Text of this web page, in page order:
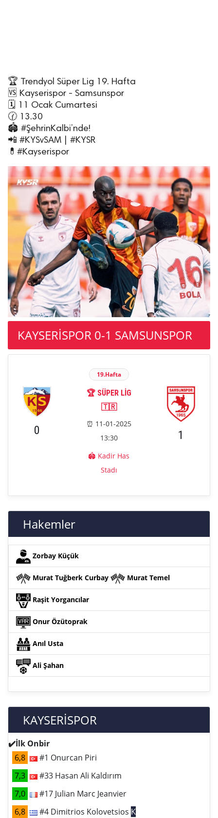
🏆 Trendyol Süper Lig 19. Hafta
🆚 Kayserispor - Samsunspor
🗓 11 Ocak Cumartesi
🕜 13.30
🏟 #ŞehrinKalbi’nde!
📲 #KYSvSAM | #KYSR
💊#Kayserispor
KAYSERİSPOR 0-1 SAMSUNSPOR
0
19.Hafta
🏆 SÜPER LIG
🇹🇷
⏰ 11-01-2025
13:30
🏟️ Kadir Has
Stadı
1
Hakemler
Zorbay Küçük
Murat Tuğberk Curbay Murat Temel
Raşit Yorgancılar
Onur Özütoprak
Anıl Usta
Ali Şahan
KAYSERİSPOR
✔️İlk Onbir
6,8
#1 Onurcan Piri
7,3
#33 Hasan Ali Kaldırım
7,0
#17 Julian Marc Jeanvier
6,8
#4 Dimitrios Kolovetsios K